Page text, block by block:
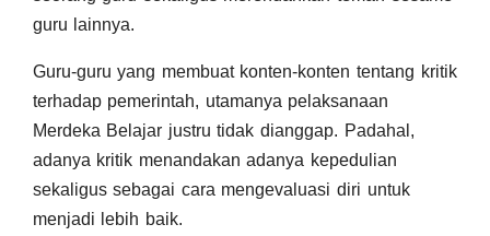
guru lainnya.
Guru-guru yang membuat konten-konten tentang kritik
terhadap pemerintah, utamanya pelaksanaan
Merdeka Belajar justru tidak dianggap. Padahal,
adanya kritik menandakan adanya kepedulian
sekaligus sebagai cara mengevaluasi diri untuk
menjadi lebih baik.